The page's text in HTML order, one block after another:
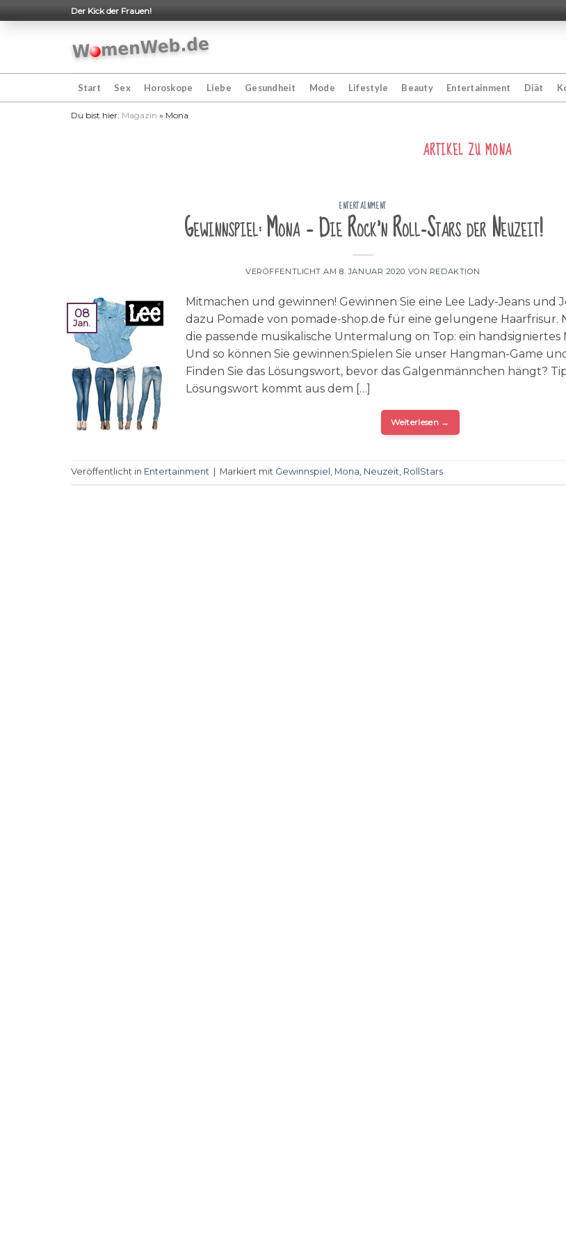
to
Der Kick der Frauen!
Start Sex Horoskope Liebe Gesundheit Mode Lifestyle Beauty Entertainment Diät
Du bist hier: Magazin » Mona
ARTIKEL ZUMONA
ENTERTAINMENT
Gewinnspiel: Mona – Die Rock'n Roll-Stars der Neuzeit!
VERÖFFENTLICHT AM8. JANUAR 2020 VON REDAKTION
08
Jan.
Mitmachen und gewinnen! Gewinnen Sie eine Lee Lady-Jeans und
dazu Pomade von pomade-shop.de für eine gelungene Haarfrisur.
die passende musikalische Untermalung on Top: ein handsigniertes
Und so können Sie gewinnen:Spielen Sie unser Hangman-Game
Finden Sie das Lösungswort, bevor das Galgenmännchen hängt?
Lösungswort kommt aus dem […]
Weiterlesen →
Veröffentlicht in Entertainment Markiert mit Gewinnspiel , Mona, Neuzeit, RollStars